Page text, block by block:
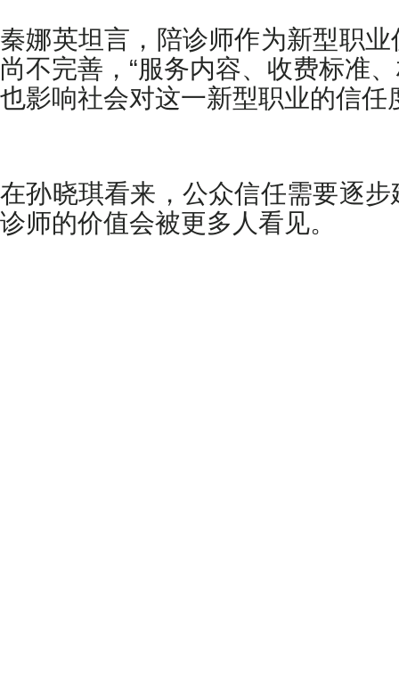
秦娜英坦言，陪诊师作为新型职
尚不完善，“服务内容、收费标准
也影响社会对这一新型职业的信任
在孙晓琪看来，公众信任需要逐
诊师的价值会被更多人看见。